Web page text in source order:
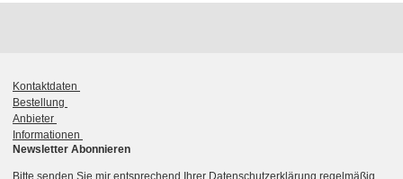
Kontaktdaten
Bestellung
Anbieter
Informationen
Newsletter Abonnieren
Bitte senden Sie mir entsprechend Ihrer Datenschutzerklärung regelmäßig